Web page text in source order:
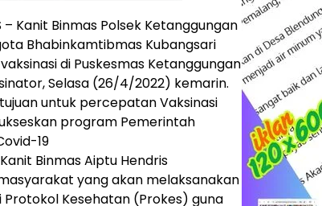
– Kanit Binmas Polsek Ketanggungan
Bhabinkamtibmas Kubangsari
di Puskesmas Ketanggungan
Selasa (26/4/2022) kemarin.
untuk percepatan Vaksinasi
program Pemerintah
19
Binmas Aiptu Hendris
yang akan melaksanakan
Kesehatan (Prokes) guna